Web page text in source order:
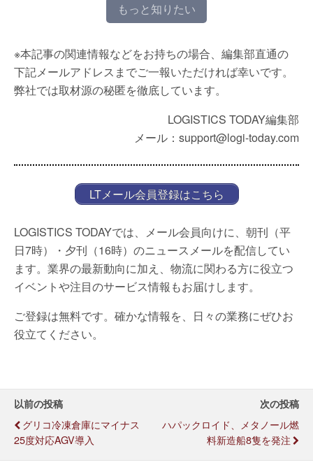
もっと知りたい
※本記事の関連情報などをお持ちの場合、編集部直通の
下記メールアドレスまでご一報いただければ幸いです。
弊社では取材源の秘匿を徹底しています。
LOGISTICS TODAY編集部
メール：support@logi-today.com
LTメール会員登録はこちら
LOGISTICS TODAYでは、メール会員向けに、朝刊（平
日7時）・夕刊（16時）のニュースメールを配信してい
ます。業界の最新動向に加え、物流に関わる方に役立つ
イベントや注目のサービス情報もお届けします。
ご登録は無料です。確かな情報を、日々の業務にぜひお
役立てください。
以前の投稿
グリコ冷凍倉庫にマイナス
25度対応AGV導入
次の投稿
ハパックロイド、メタノール燃
料新造船8隻を発注